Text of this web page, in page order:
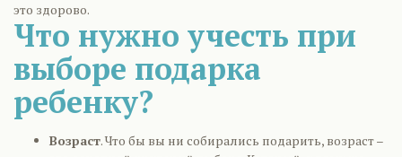
это здорово.
Что нужно учесть при
выборе подарка
ребенку?
Возраст. Что бы вы ни собирались подарить, возраст –